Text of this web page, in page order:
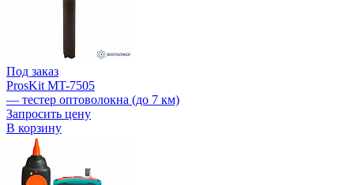
Под заказ
ProsKit MT-7505
— тестер оптоволокна (до 7 км)
Запросить цену
В корзину